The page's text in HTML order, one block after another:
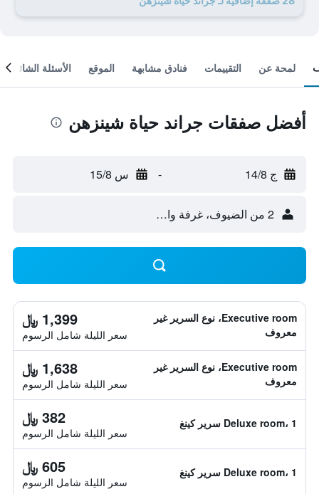
لمحة عن التقييمات فنادق مشابهة الموقع الأسئلة الشائعة
أفضل صفقات جراند حياة شينزهن
ج 14/8 - س 15/8
2 من الضيوف، غرفة واحدة
Executive room، نوع السرير غير
معروف
1,399 ﷼
سعر الليلة شامل الرسوم
Executive room، نوع السرير غير
معروف
1,638 ﷼
سعر الليلة شامل الرسوم
Deluxe room، 1 سرير كينغ 382 ﷼
سعر الليلة شامل الرسوم
Deluxe room، 1 سرير كينغ 605 ﷼
سعر الليلة شامل الرسوم